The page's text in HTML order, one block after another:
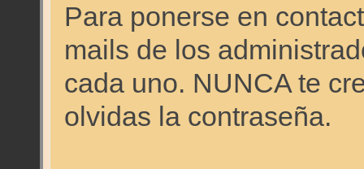
Para ponerse en
mails de los
cada uno. NUNCA te
olvidas la contraseña.